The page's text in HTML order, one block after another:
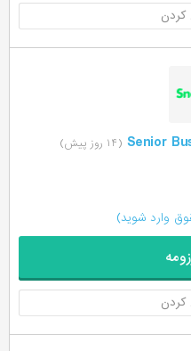
کردن
Senior (۱۴ روز پیش)
وارد شوید)
کردن